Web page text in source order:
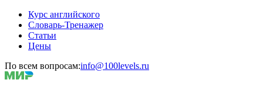
Курс английского
Словарь-Тренажер
Статьи
Цены
По всем вопросам:info@100levels.ru